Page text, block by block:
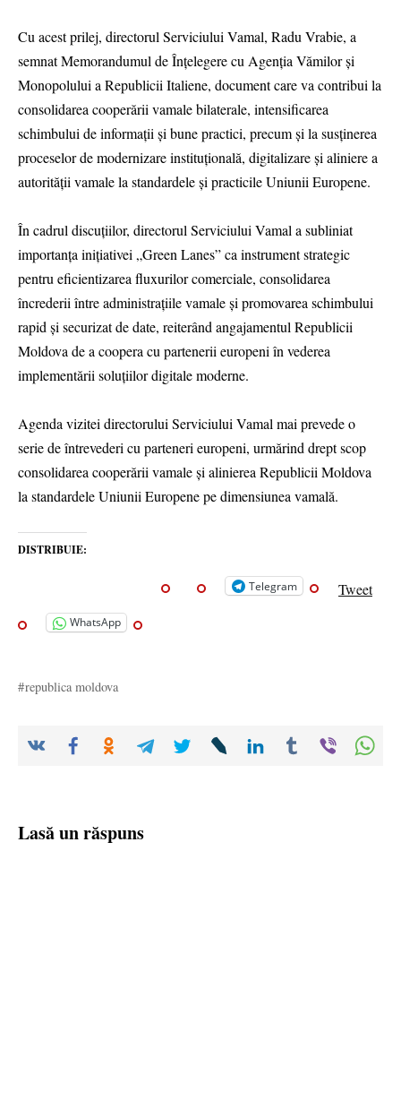
Cu acest prilej, directorul Serviciului Vamal, Radu Vrabie, a
semnat Memorandumul de Înțelegere cu Agenția Vămilor și
Monopolului a Republicii Italiene, document care va contribui la
consolidarea cooperării vamale bilaterale, intensificarea
schimbului de informații și bune practici, precum și la susținerea
proceselor de modernizare instituțională, digitalizare și aliniere a
autorității vamale la standardele și practicile Uniunii Europene.
În cadrul discuțiilor, directorul Serviciului Vamal a subliniat
importanța inițiativei „Green Lanes” ca instrument strategic
pentru eficientizarea fluxurilor comerciale, consolidarea
încrederii între administrațiile vamale și promovarea schimbului
rapid și securizat de date, reiterând angajamentul Republicii
Moldova de a coopera cu partenerii europeni în vederea
implementării soluțiilor digitale moderne.
Agenda vizitei directorului Serviciului Vamal mai prevede o
serie de întrevederi cu parteneri europeni, urmărind drept scop
consolidarea cooperării vamale și alinierea Republicii Moldova
la standardele Uniunii Europene pe dimensiunea vamală.
DISTRIBUIE:
Telegram Tweet
WhatsApp
republica moldova
Lasă un răspuns